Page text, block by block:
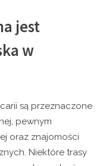
jest
w
są przeznaczone
pewnym
oraz znajomości
Niektóre trasy